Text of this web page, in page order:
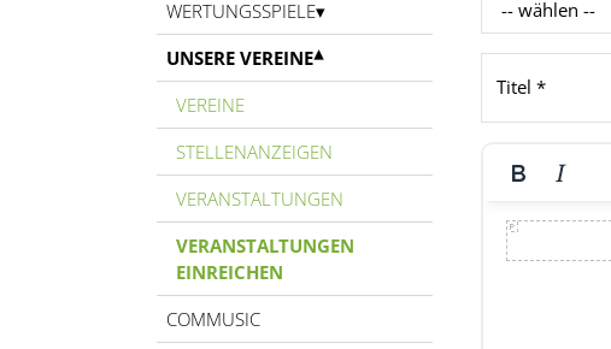
WERTUNGSSPIELE
UNSERE VEREINE
VEREINE
STELLENANZEIGEN
VERANSTALTUNGEN
VERANSTALTUNGEN
EINREICHEN
COMMUSIC
Titel *